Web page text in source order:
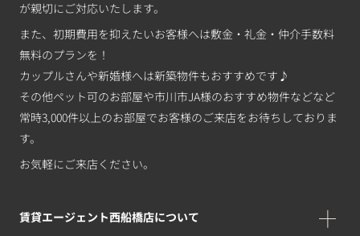
が親切にご対応いたします。
また、初期費用を抑えたいお客様へは敷金・礼金・仲介手数料
無料のプランを！
カップルさんや新婚様へは新築物件もおすすめです♪
その他ペット可のお部屋や市川市JA様のおすすめ物件などなど
常時3,000件以上のお部屋でお客様のご来店をお待ちしておりま
す。
お気軽にご来店ください。
賃貸エージェント西船橋店について